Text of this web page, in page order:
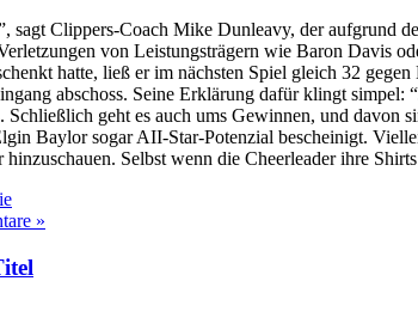
sagt Clippers-Coach Mike Dunleavy, der
von Leistungsträgern wie Baron Davis
hatte, ließ er im nächsten Spiel gleich 32
abschoss. Seine Erklärung dafür klingt simpel:
geht es auch ums Gewinnen, und
Baylor sogar AII-Star-Potenzial bescheinigt.
Selbst wenn die Cheerleader ihre
»